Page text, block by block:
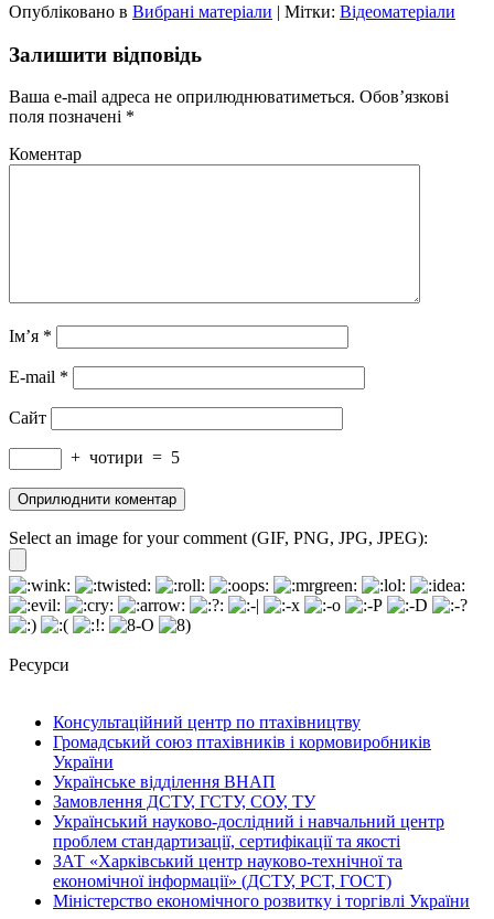
Опубліковано в Вибрані матеріали | Мітки: Відеоматеріали
Залишити відповідь
Ваша e-mail адреса не оприлюднюватиметься. Обов’язкові
поля позначені *
Коментар
Ім’я *
E-mail *
Сайт
+ чотири = 5
Select an image for your comment (GIF, PNG, JPG, JPEG):
Ресурси
Консультаційний центр по птахівництву
Громадський союз птахівників і кормовиробників
України
Українське відділення ВНАП
Замовлення ДСТУ, ГСТУ, СОУ, ТУ
Український науково-дослідний і навчальний центр
проблем стандартизації, сертифікації та якості
ЗАТ «Харківський центр науково-технічної та
економічної інформації» (ДСТУ, РСТ, ГОСТ)
Міністерство економічного розвитку і торгівлі України